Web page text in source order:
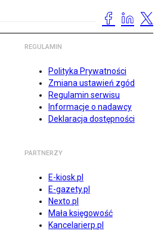
REGULAMIN
Polityka Prywatności
Zmiana ustawień zgód
Regulamin serwisu
Informacje o nadawcy
Deklaracja dostępności
PARTNERZY
E-kiosk.pl
E-gazety.pl
Nexto.pl
Mała księgowość
Kancelarierp.pl